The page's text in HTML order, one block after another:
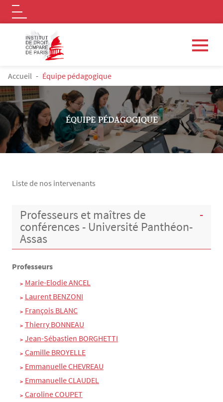
Aller au contenu principal
Logo
FIL D'ARIANE
Accueil Équipe pédagogique
ÉQUIPE PÉDAGOGIQUE
Liste de nos intervenants
ContenuProfesseurs et maîtres de
conférences - Université Panthéon-
Assas
Professeurs
Marie-Elodie ANCEL
Laurent BENZONI
François BLANC
Thierry BONNEAU
Jean-Sébastien BORGHETTI
Camille BROYELLE
Emmanuelle CHEVREAU
Emmanuelle CLAUDEL
Caroline COUPET